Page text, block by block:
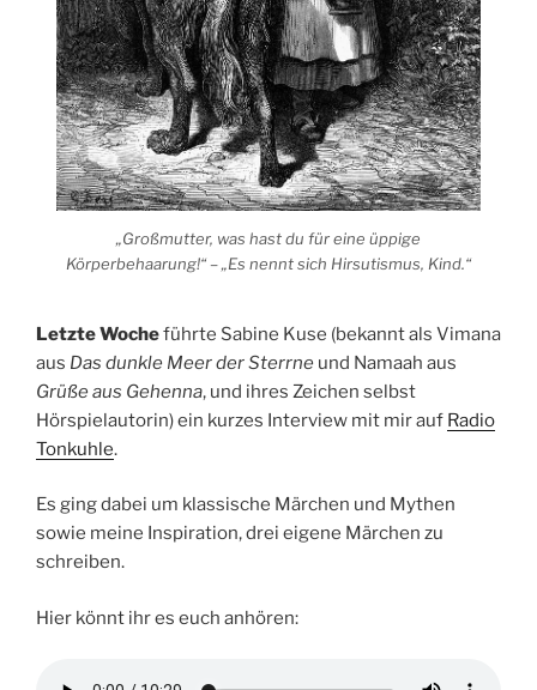
„Großmutter, was hast du für eine üppige
Körperbehaarung!“ – „Es nennt sich Hirsutismus, Kind.“
Letzte Wocheführte Sabine Kuse (bekannt als Vimana
aus Das dunkle Meer der Sterrne und Namaah aus
Grüße aus Gehenna, und ihres Zeichen selbst
Hörspielautorin) ein kurzes Interview mit mir auf Radio
Tonkuhle.
Es ging dabei um klassische Märchen und Mythen
sowie meine Inspiration, drei eigene Märchen zu
schreiben.
Hier könnt ihr es euch anhören: